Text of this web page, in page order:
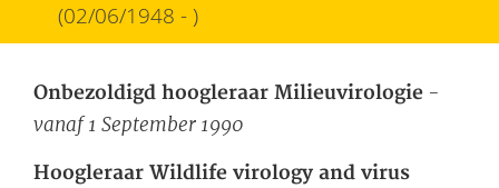
(02/06/1948 - )
Onbezoldigd hoogleraar Milieuvirologie -
vanaf 1 September 1990
Hoogleraar Wildlife virology and virus